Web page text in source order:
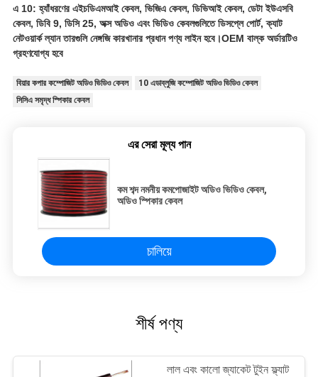
এ 10: হ্যাঁধরণের এইচডিএমআই কেবল, ভিজিএ কেবল, ডিভিআই কেবল, ডেটা ইউএসবি
কেবল, ডিবি 9, ডিসি 25, অক্স অডিও এবং ভিডিও কেবলগুলিতে ডিসপ্লে পোর্ট, ক্যাট
নেটওয়ার্ক ল্যান তারগুলি নেঙ্গজি কারখানার প্রধান পণ্য লাইন হবে।OEM বাল্ক অর্ডারটিও
গ্রহণযোগ্য হবে
বিয়ার কপার কম্পোজিট অডিও ভিডিও কেবল
10 এডাব্লুজি কম্পোজিট অডিও ভিডিও কেবল
সিসিএ সমৃদ্ধ স্পিকার কেবল
এর সেরা মূল্য পান
কম শব্দ নমনীয় কমপোজাইট অডিও ভিডিও কেবল,
অডিও স্পিকার কেবল
চালিয়ে
শীর্ষ পণ্য
লাল এবং কালো জ্যাকেট টুইন ফ্ল্যাট